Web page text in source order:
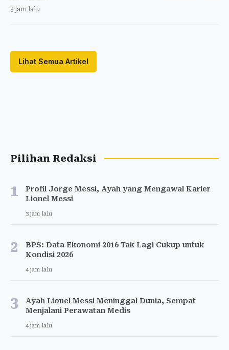
3 jam lalu
Lihat Semua Artikel
Pilihan Redaksi
1
Profil Jorge Messi, Ayah yang Mengawal Karier
Lionel Messi
3 jam lalu
2
BPS: Data Ekonomi 2016 Tak Lagi Cukup untuk
Kondisi 2026
4 jam lalu
3
Ayah Lionel Messi Meninggal Dunia, Sempat
Menjalani Perawatan Medis
4 jam lalu